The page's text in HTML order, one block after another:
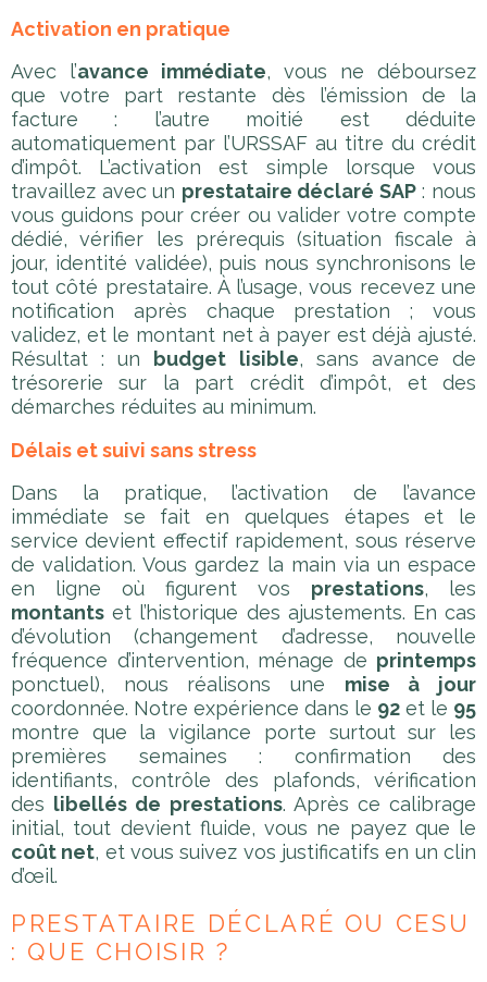
Activation en pratique
Avec l’avance immédiate, vous ne déboursez
que votre part restante dès l’émission de la
facture : l’autre moitié est déduite
automatiquement par l’URSSAF au titre du crédit
d’impôt. L’activation est simple lorsque vous
travaillez avec un prestataire déclaré SAP: nous
vous guidons pour créer ou valider votre compte
dédié, vérifier les prérequis (situation fiscale à
jour, identité validée), puis nous synchronisons le
tout côté prestataire. À l’usage, vous recevez une
notification après chaque prestation ; vous
validez, et le montant net à payer est déjà ajusté.
Résultat : un
budget lisible, sans avance de
trésorerie sur la part crédit d’impôt, et des
démarches réduites au minimum.
Délais et suivi sans stress
Dans la pratique, l’activation de l’avance
immédiate se fait en quelques étapes et le
service devient effectif rapidement, sous réserve
de validation. Vous gardez la main via un espace
en ligne où figurent vos prestations, les
montants et l’historique des ajustements. En cas
d’évolution (changement d’adresse, nouvelle
fréquence d’intervention, ménage de printemps
ponctuel), nous réalisons une mise à jour
coordonnée. Notre expérience dans le 92 et le 95
montre que la vigilance porte surtout sur les
premières semaines : confirmation des
identifiants, contrôle des plafonds, vérification
des libellés de prestations. Après ce calibrage
initial, tout devient fluide, vous ne payez que le
coût net, et vous suivez vos justificatifs en un clin
d’œil.
PRESTATAIRE DÉCLARÉ OU CESU
: QUE CHOISIR ?